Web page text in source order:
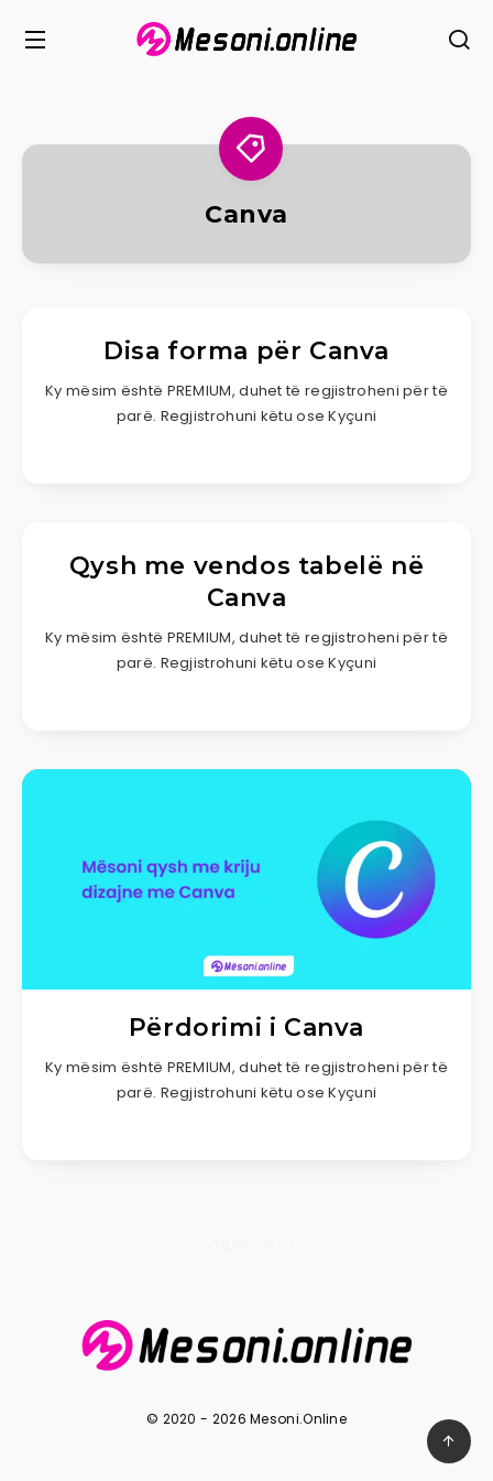
Canva
Disa forma për Canva
Ky mësim është PREMIUM, duhet të regjistroheni për të
parë. Regjistrohuni këtu ose Kyçuni
Qysh me vendos tabelë në
Canva
Ky mësim është PREMIUM, duhet të regjistroheni për të
parë. Regjistrohuni këtu ose Kyçuni
Përdorimi i Canva
Ky mësim është PREMIUM, duhet të regjistroheni për të
parë. Regjistrohuni këtu ose Kyçuni
© 2020 - 2026 Mesoni.Online